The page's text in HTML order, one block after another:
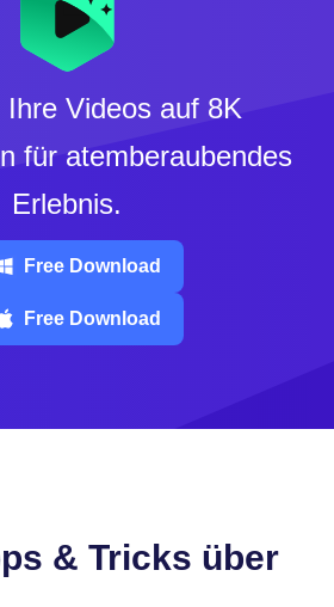
Videos auf 8K
für atemberaubendes
Erlebnis.
Free Download
Free Download
& Tricks über